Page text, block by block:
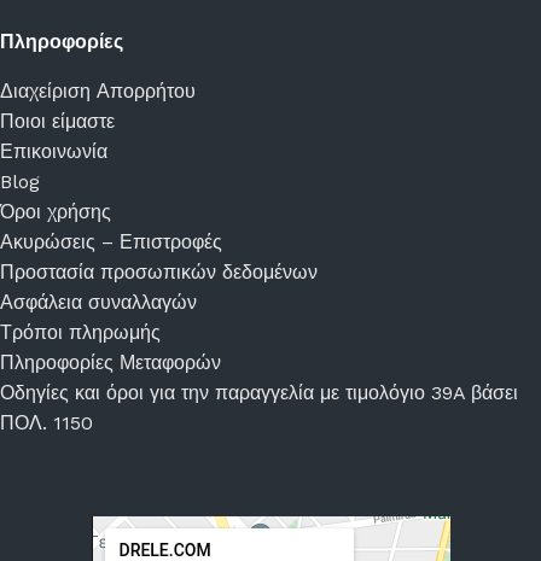
Πληροφορίες
Διαχείριση Απορρήτου
Ποιοι είμαστε
Επικοινωνία
Blog
Όροι χρήσης
Ακυρώσεις – Επιστροφές
Προστασία προσωπικών δεδομένων
Ασφάλεια συναλλαγών
Τρόποι πληρωμής
Πληροφορίες Μεταφορών
Οδηγίες και όροι για την παραγγελία με τιμολόγιο 39A βάσει
ΠΟΛ. 1150